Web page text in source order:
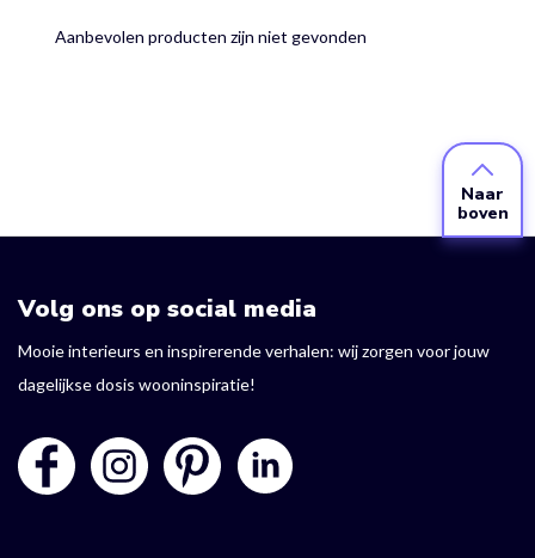
Aanbevolen producten zijn niet gevonden
Naar
boven
Volg ons op social media
Mooie interieurs en inspirerende verhalen: wij zorgen voor jouw
dagelijkse dosis wooninspiratie!